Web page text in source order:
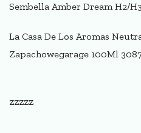
Sembella Amber Dream H2/
La Casa De Los Aromas
Zapachowegarage 100Ml
zzzzz